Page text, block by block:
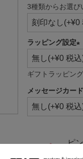
(必
須)
3種類からお選び
ラッピング設定
(
ギフトラッピン
メッセージカード
ピ